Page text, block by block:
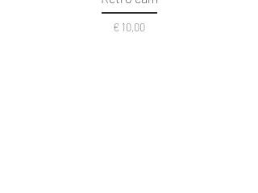
Prijs
€ 10,00